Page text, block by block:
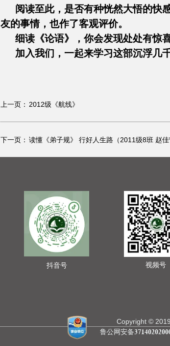
Copyright © 2019
鲁公网安备
抖音号 视频号
阅读至此，是否有种恍然大悟的快
友的事情，也作了客观评价。
细读《论语》，你会发现处处有惊
加入我们，一起来学习这部沉浮几
上一页： 2012级《航线》
下一页： 读懂《弟子规》 行好人生路（2011级8班 赵佳